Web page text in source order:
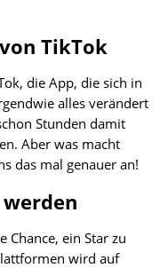
TikTok
die App, die sich in
alles verändert
Stunden damit
Aber was macht
das mal genauer an!
werden
Chance, ein Star zu
wird auf